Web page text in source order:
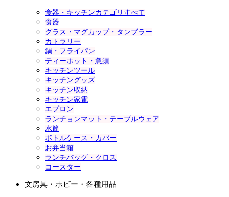
食器・キッチンカテゴリすべて
食器
グラス・マグカップ・タンブラー
カトラリー
鍋・フライパン
ティーポット・急須
キッチンツール
キッチングッズ
キッチン収納
キッチン家電
エプロン
ランチョンマット・テーブルウェア
水筒
ボトルケース・カバー
お弁当箱
ランチバッグ・クロス
コースター
文房具・ホビー・各種用品